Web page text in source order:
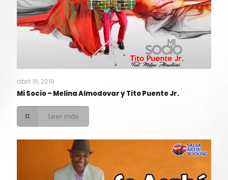
abril 16, 2018
Mi Socio – Melina Almodovar y Tito Puente Jr.
Leer más